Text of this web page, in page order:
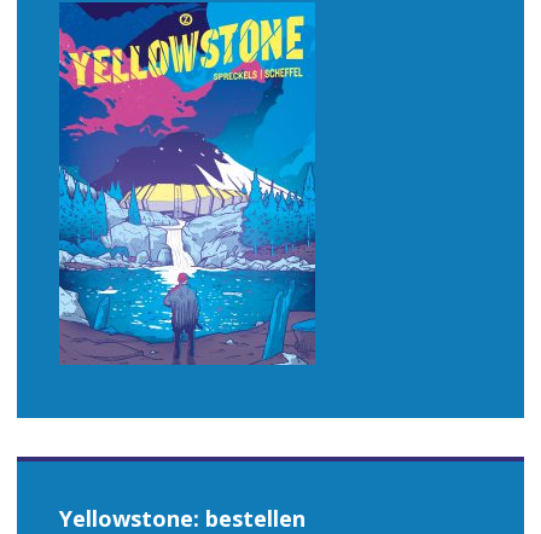
Yellowstone: bestellen